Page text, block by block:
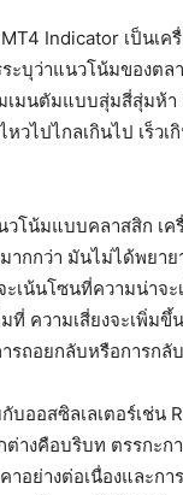
Indicator เป็นเค
ะบุว่าแนวโน้มของตล
มนตัมแบบสุ่มสี่สุ่มห้า
หวไปไกลเกินไป เร็ว
โน้มแบบคลาสสิก เค
ากกว่า มันไม่ได้พยา
เน้นโซนที่ความน่าจ
ที่ ความเสี่ยงจะเพิ่ม
รถอยกลับหรือการกลั
บออสซิลเลเตอร์เช่น
างคือบริบท ตรรกะก
อย่างต่อเนื่องและกา